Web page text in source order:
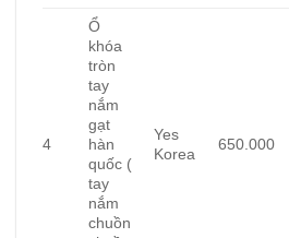
4
Ổ
khóa
tròn
tay
nắm
gạt
hàn
quốc (
tay
nắm
chuồn
Yes
Korea
650.000